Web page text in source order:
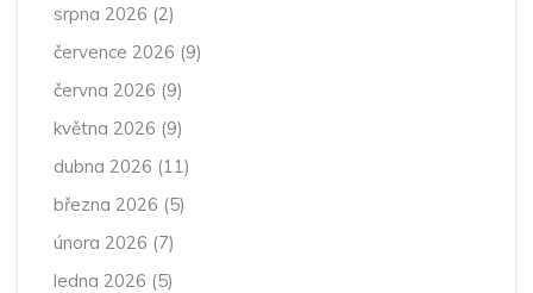
srpna 2026 (2)
července 2026 (9)
června 2026 (9)
května 2026 (9)
dubna 2026 (11)
března 2026 (5)
února 2026 (7)
ledna 2026 (5)